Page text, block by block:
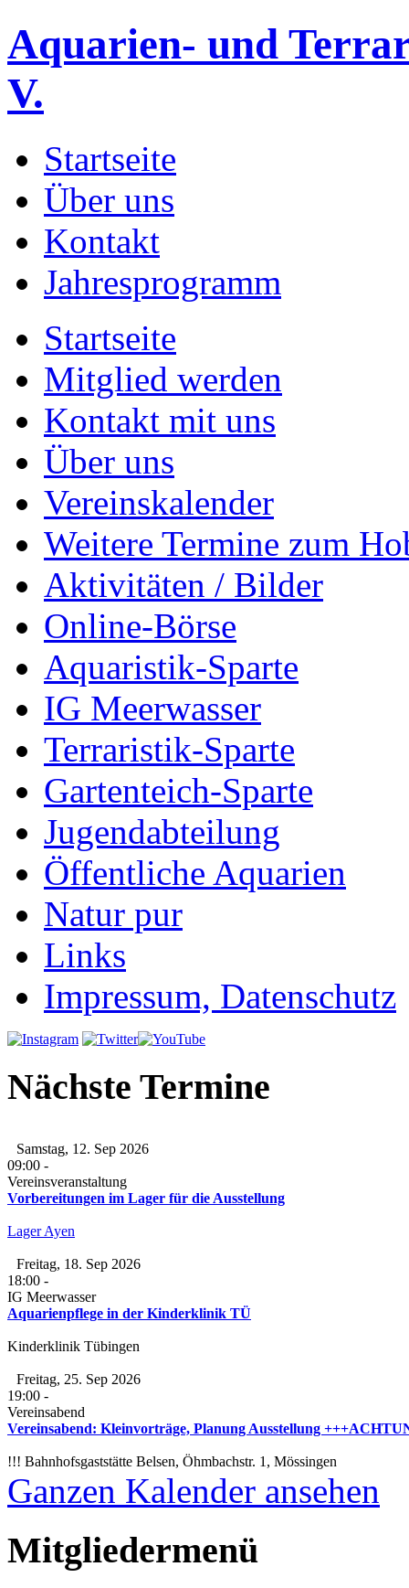
Aquarien- und
V.
Startseite
Über uns
Kontakt
Jahresprogramm
Startseite
Mitglied werden
Kontakt mit uns
Über uns
Vereinskalender
Weitere Termine zum
Aktivitäten / Bilder
Online-Börse
Aquaristik-Sparte
IG Meerwasser
Terraristik-Sparte
Gartenteich-Sparte
Jugendabteilung
Öffentliche Aquarien
Natur pur
Links
Impressum, Datenschutz
Nächste Termine
Samstag, 12. Sep 2026
09:00 -
Vereinsveranstaltung
Vorbereitungen im Lager für die Ausstellung
Lager Ayen
Freitag, 18. Sep 2026
18:00 -
IG Meerwasser
Aquarienpflege in der Kinderklinik TÜ
Kinderklinik Tübingen
Freitag, 25. Sep 2026
19:00 -
Vereinsabend
Vereinsabend: Kleinvorträge, Planung Ausstellung
!!! Bahnhofsgaststätte Belsen, Öhmbachstr. 1, Mössingen
Ganzen Kalender ansehen
Mitgliedermenü